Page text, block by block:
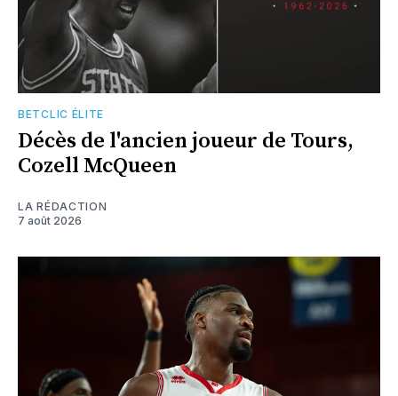
BETCLIC ÉLITE
Décès de l'ancien joueur de Tours,
Cozell McQueen
LA RÉDACTION
7 août 2026